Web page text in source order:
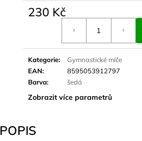
230 Kč
Kategorie:
Gymnastické míče
EAN:
8595053912797
Barva: šedá
Zobrazit více parametrů
POPIS